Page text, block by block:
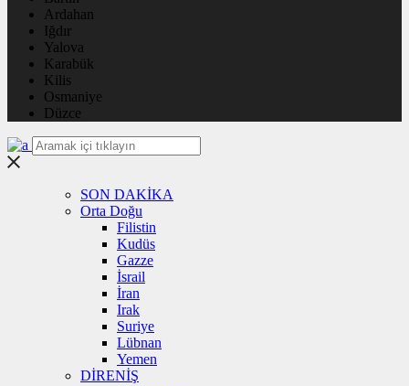
Ardahan
Iğdır
Yalova
Karabük
Kilis
Osmaniye
Düzce
SON DAKİKA
Orta Doğu
Filistin
Kudüs
Gazze
İsrail
İran
Irak
Suriye
Lübnan
Yemen
DİRENİŞ